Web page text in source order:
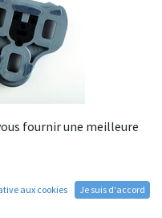
Grise 4.5°
fournir une meilleure
aux cookies Je suis d'accord